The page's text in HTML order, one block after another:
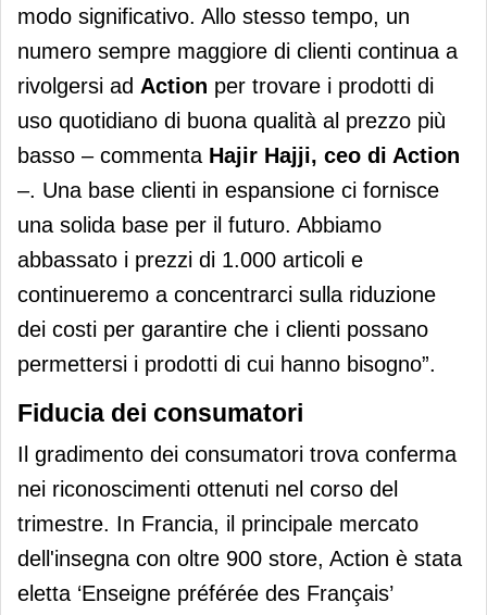
modo significativo. Allo stesso tempo, un
numero sempre maggiore di clienti continua a
rivolgersi ad Action per trovare i prodotti di
uso quotidiano di buona qualità al prezzo più
basso – commenta Hajir Hajji, ceo di Action
–. Una base clienti in espansione ci fornisce
una solida base per il futuro. Abbiamo
abbassato i prezzi di 1.000 articoli e
continueremo a concentrarci sulla riduzione
dei costi per garantire che i clienti possano
permettersi i prodotti di cui hanno bisogno”.
Fiducia dei consumatori
Il gradimento dei consumatori trova conferma
nei riconoscimenti ottenuti nel corso del
trimestre. In Francia, il principale mercato
dell'insegna con oltre 900 store, Action è stata
eletta ‘Enseigne préférée des Français’